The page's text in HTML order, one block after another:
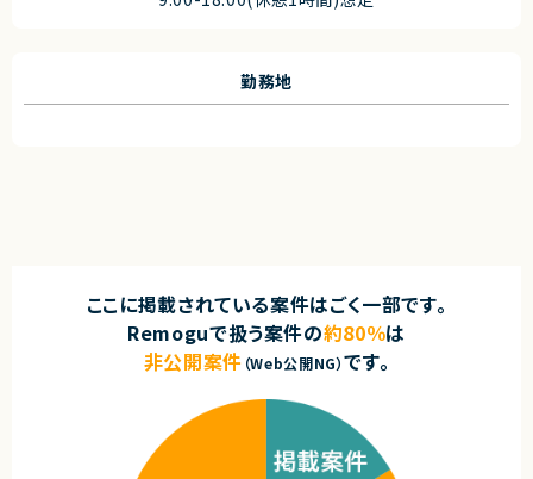
勤務地
ここに掲載されている案件はごく一部です。
Remoguで扱う案件の約80％は
非公開案件 （Web公開NG）です。